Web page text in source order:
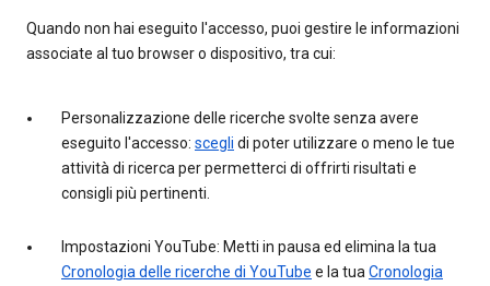
Quando non hai eseguito l'accesso, puoi gestire le informazioni
associate al tuo browser o dispositivo, tra cui:
Personalizzazione delle ricerche svolte senza avere
eseguito l'accesso: scegli di poter utilizzare o meno le tue
attività di ricerca per permetterci di offrirti risultati e
consigli più pertinenti.
Impostazioni YouTube: Metti in pausa ed elimina la tua
Cronologia delle ricerche di YouTube e la tua Cronologia